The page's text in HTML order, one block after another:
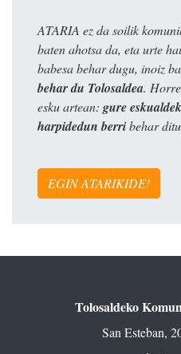
ATARIA ez da soilik
baten ahotsa da, eta urte
babesa behar dugu, inoiz
behar du Tolosaldea.
esku artean: gure
harpidedun berribehar
EGIN ATARIKIDE!
Tolosaldeko
San Esteban,